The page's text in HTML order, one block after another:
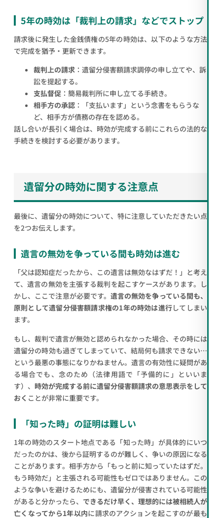
5年の時効は「裁判上の請求」などでストップ
請求後に発生した金銭債権の5年の時効は、以下のような方法
で完成を猶予・更新できます。
裁判上の請求 ：遺留分侵害額請求調停の申し立てや、訴
訟を提起する。
支払督促 ：簡易裁判所に申し立てる手続き。
相手方の承認 ：「支払います」という念書をもらうな
ど、相手方が債務の存在を認める。
話し合いが長引く場合は、時効が完成する前にこれらの法的な
手続きを検討する必要があります。
遺留分の時効に関する注意点
最後に、遺留分の時効について、特に注意していただきたい点
を2つお伝えします。
遺言の無効を争っている間も時効は進む
「父は認知症だったから、この遺言は無効なはずだ！」と考え
て、遺言の無効を主張する裁判を起こすケースがあります。し
かし、ここで注意が必要です。遺言の無効を争っている間も、
原則として遺留分侵害額請求権の1年の時効は進行してしまい
ます。
もし、裁判で遺言が無効と認められなかった場合、その時には
遺留分の時効も過ぎてしまっていて、結局何も請求できない…
という最悪の事態になりかねません。遺言の有効性に疑問があ
る場合でも、念のため（法律用語で「予備的に」といいま
す）、 時効が完成する前に遺留分侵害額請求の意思表示をして
おく ことが非常に重要です。
「知った時」の証明は難しい
1年の時効のスタート地点である「知った時」が具体的にいつ
だったのかは、後から証明するのが難しく、争いの原因になる
ことがあります。相手方から「もっと前に知っていたはずだ。
もう時効だ」と主張される可能性もゼロではありません。この
ような争いを避けるためにも、遺留分が侵害されている可能性
があると分かったら、 できるだけ早く、理想的には被相続人が
亡くなってから1年以内に請求のアクションを起こすのが最も